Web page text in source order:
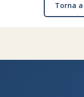
Torna